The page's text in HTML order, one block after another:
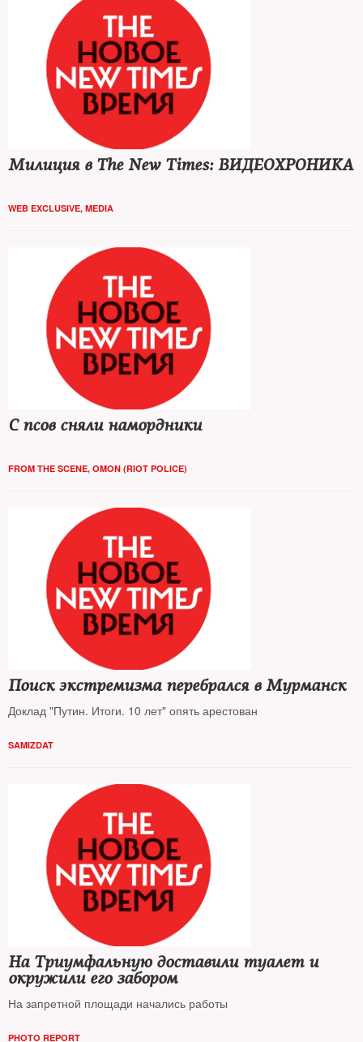
Милиция в The New Times: ВИДЕОХРОНИКА
WEB EXCLUSIVE, MEDIA
С псов сняли намордники
FROM THE SCENE, OMON (RIOT POLICE)
Поиск экстремизма перебрался в Мурманск
Доклад "Путин. Итоги. 10 лет" опять арестован
SAMIZDAT
На Триумфальную доставили туалет и
окружили его забором
На запретной площади начались работы
PHOTO REPORT